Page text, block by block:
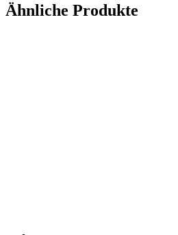
Ähnliche Produkte